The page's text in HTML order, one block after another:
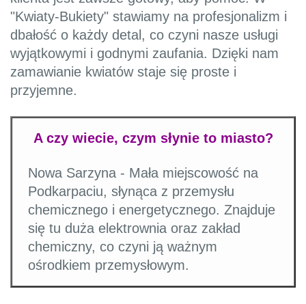
"Kwiaty-Bukiety" stawiamy na profesjonalizm i
dbałość o każdy detal, co czyni nasze usługi
wyjątkowymi i godnymi zaufania. Dzięki nam
zamawianie kwiatów staje się proste i
przyjemne.
A czy wiecie, czym słynie to miasto?
Nowa Sarzyna - Mała miejscowość na
Podkarpaciu, słynąca z przemysłu
chemicznego i energetycznego. Znajduje
się tu duża elektrownia oraz zakład
chemiczny, co czyni ją ważnym
ośrodkiem przemysłowym.